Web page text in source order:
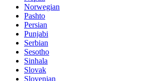
Norwegian
Pashto
Persian
Punjabi
Serbian
Sesotho
Sinhala
Slovak
Slovenian